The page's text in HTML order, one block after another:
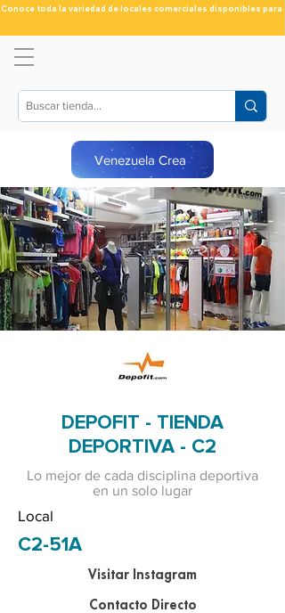
Conoce toda la variedad de locales comerciales disponibles para ti
Venezuela Crea
DEPOFIT - TIENDA
DEPORTIVA - C2
Lo mejor de cada disciplina deportiva
en un solo lugar
Local
C2-51A
Visitar Instagram
Contacto Directo